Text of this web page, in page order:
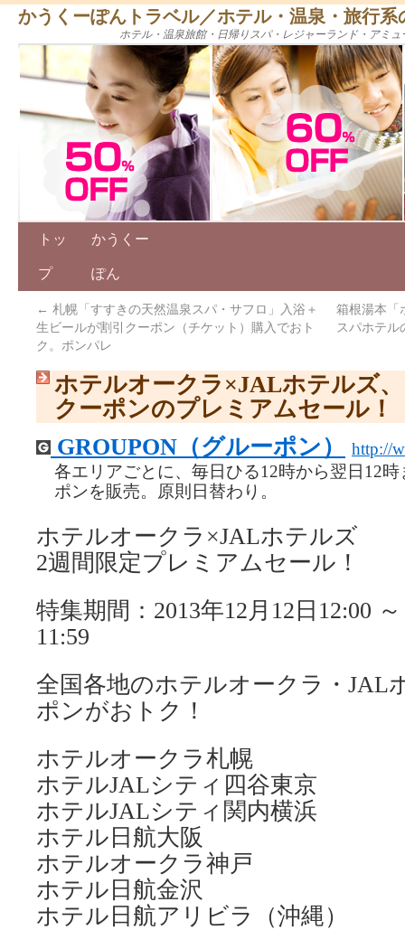
かうくーぽんトラベル／ホテル・温泉・旅行
ホテル・温泉旅館・日帰りスパ・レジャーランド・アミ
トッ
プ
かうくー
ぽん
← 札幌「すすきの天然温泉スパ・サフロ」入浴＋
生ビールが割引クーポン（チケット）購入でおト
ク。ポンパレ
箱根湯本「
スパホテル
ホテルオークラ×JALホテルズ
クーポンのプレミアムセール！
GROUPON（グルーポン）
http://
各エリアごとに、毎日ひる12時から翌日12
ポンを販売。原則日替わり。
ホテルオークラ×JALホテルズ
2週間限定プレミアムセール！
特集期間：2013年12月12日12:00
11:59
全国各地のホテルオークラ・JAL
ポンがおトク！
ホテルオークラ札幌
ホテルJALシティ四谷東京
ホテルJALシティ関内横浜
ホテル日航大阪
ホテルオークラ神戸
ホテル日航金沢
ホテル日航アリビラ（沖縄）